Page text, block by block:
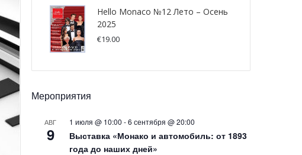
Hello Monaco №12 Лето – Осень
2025
€19.00
Мероприятия
АВГ
9
1 июля @ 10:00 -6 сентября @ 20:00
Выставка «Монако и автомобиль: от 1893
года до наших дней»